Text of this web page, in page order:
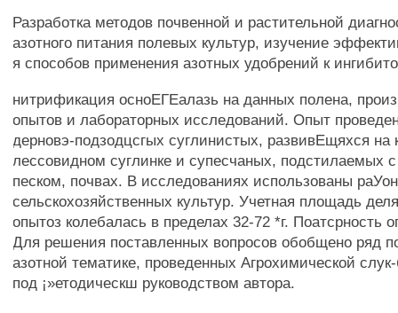
Разработка методов почвенной и растительной
азотного питания полевых культур, изучение
я способов применения азотных удобрений к
нитрификация осноЕГЕалазь на данных полена,
опытов и лабораторных исследований. Опыт
дерновэ-подзодцсгых суглинистых, развивЕщяхся на
лессовидном суглинке и супесчаных, подстилаемых
песком, почвах. В исследованиях использованы
сельскохозяйственных культур. Учетная площадь
опытоз колебалась в пределах 32-72 *г. Поатсрность
Для решения поставленных вопросов обобщено ряд
азотной тематике, проведенных Агрохимической
под ¡»етодическш руководством автора.